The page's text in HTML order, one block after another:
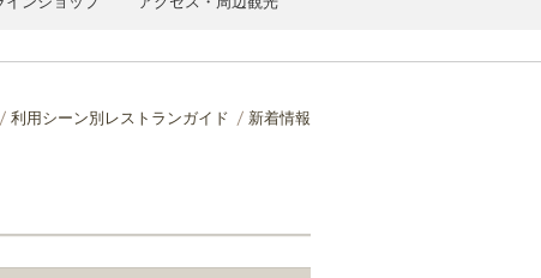
利用シーン別レストランガイド 新着情報